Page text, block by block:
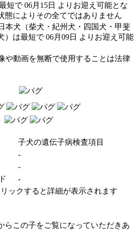
短で 06月15日 よりお迎え可能とな
態によりその全てではありません
本犬（柴犬・紀州犬・四国犬・甲斐
）は最短で 06月09日 よりお迎え可能
や動画を無断で使用することは法律
子犬の遺伝子病検査項目
-
-
-
ックすると詳細が表示されます
らこの子をご覧になっていただきあ